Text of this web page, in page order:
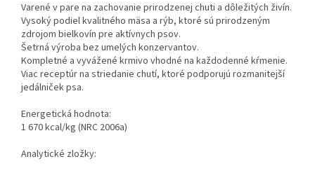
Varené v pare na zachovanie prirodzenej chuti a dôležitých živín.
Vysoký podiel kvalitného mäsa a rýb, ktoré sú prirodzeným
zdrojom bielkovín pre aktívnych psov.
Šetrná výroba bez umelých konzervantov.
Kompletné a vyvážené krmivo vhodné na každodenné kŕmenie.
Viac receptúr na striedanie chutí, ktoré podporujú rozmanitejší
jedálniček psa.
Energetická hodnota:
1 670 kcal/kg (NRC 2006a)
Analytické zložky: